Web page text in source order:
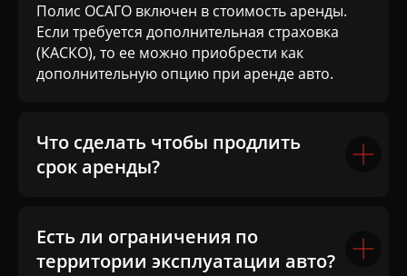
Полис ОСАГО включен в стоимость аренды.
Если требуется дополнительная страховка
(КАСКО), то ее можно приобрести как
дополнительную опцию при аренде авто.
Что сделать чтобы продлить
срок аренды?
Есть ли ограничения по
территории эксплуатации авто?